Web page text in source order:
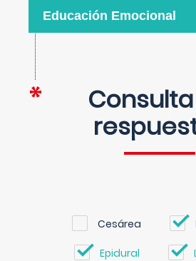
Educación Emocional
Cesárea
Epidural